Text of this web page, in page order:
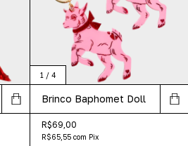
1 / 4
Brinco Baphomet Doll
R$69,00
R$65,55 com Pix